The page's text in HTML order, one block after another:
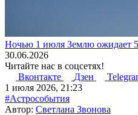
Ночью 1 июля Землю ожидает
30.06.2026
Читайте нас в соцсетях!
Вконтакте
Дзен
1 июля 2026, 21:23
#Астрособытия
Автор: Светлана Звонова